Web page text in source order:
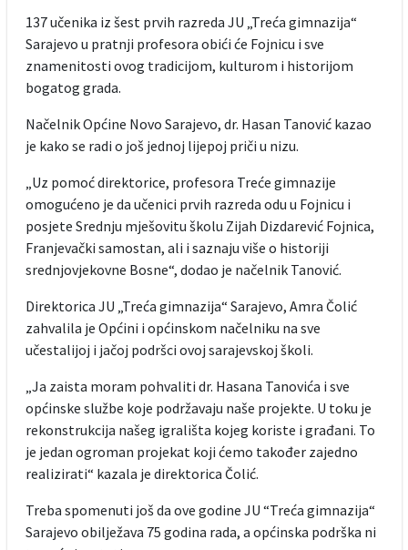
137 učenika iz šest prvih razreda JU „Treća gimnazija“
Sarajevo u pratnji profesora obići će Fojnicu i sve
znamenitosti ovog tradicijom, kulturom i historijom
bogatog grada.
Načelnik Općine Novo Sarajevo, dr. Hasan Tanović kazao
je kako se radi o još jednoj lijepoj priči u nizu.
„Uz pomoć direktorice, profesora Treće gimnazije
omogućeno je da učenici prvih razreda odu u Fojnicu i
posjete Srednju mješovitu školu Zijah Dizdarević Fojnica,
Franjevački samostan, ali i saznaju više o historiji
srednjovjekovne Bosne“, dodao je načelnik Tanović.
Direktorica JU „Treća gimnazija“ Sarajevo, Amra Čolić
zahvalila je Općini i općinskom načelniku na sve
učestalijoj i jačoj podršci ovoj sarajevskoj školi.
„Ja zaista moram pohvaliti dr. Hasana Tanovića i sve
općinske službe koje podržavaju naše projekte. U toku je
rekonstrukcija našeg igrališta kojeg koriste i građani. To
je jedan ogroman projekat koji ćemo također zajedno
realizirati“ kazala je direktorica Čolić.
Treba spomenuti još da ove godine JU “Treća gimnazija“
Sarajevo obilježava 75 godina rada, a općinska podrška ni